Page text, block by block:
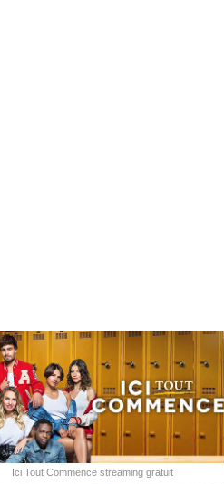
Ici Tout Commence streaming gratuit